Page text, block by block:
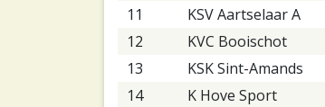
11
KSV Aartselaar A
12
KVC Booischot
13
KSK Sint-Amands
14
K Hove Sport